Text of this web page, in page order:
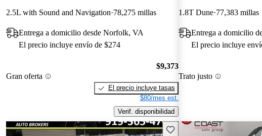
2.5L with Sound and Navigation 78,275 millas
Entrega a domicilio desde Norfolk, VA
El precio incluye envío de $274
Gran oferta
$9,373
El precio incluye tasas
$80/mes est.
Verif. disponibilidad
1.8T Dune 77,383 millas
Entrega a domicilio
El precio incluye
Trato justo
Guarda este Aviso